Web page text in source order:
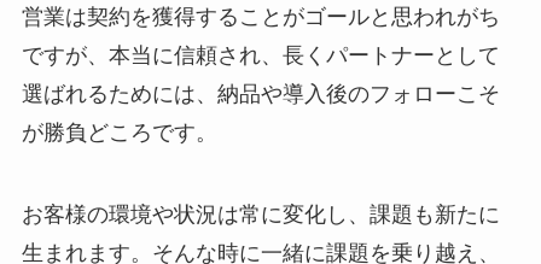
営業は契約を獲得することがゴールと思われがち
ですが、本当に信頼され、長くパートナーとして
選ばれるためには、納品や導入後のフォローこそ
が勝負どころです。
お客様の環境や状況は常に変化し、課題も新たに
生まれます。そんな時に一緒に課題を乗り越え、